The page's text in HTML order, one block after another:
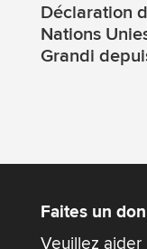
Déclaration
Nations
Grandi
Faites un don
Veuillez